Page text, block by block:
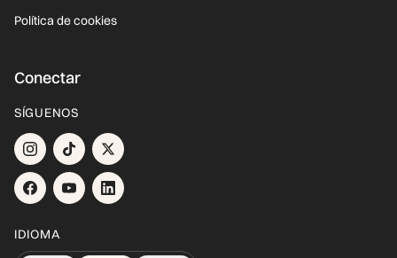
Política de cookies
Conectar
SÍGUENOS
IDIOMA